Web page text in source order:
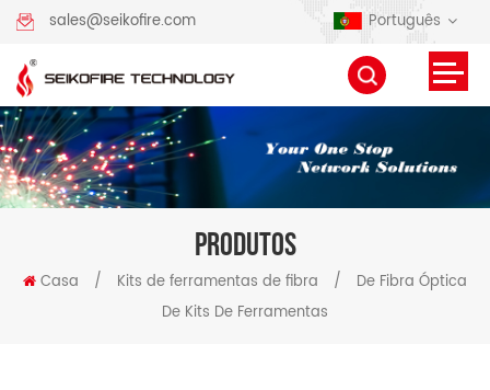
sales@seikofire.com Português
PRODUTOS
Casa / Kits de ferramentas de fibra /
De Fibra Óptica
De Kits De Ferramentas